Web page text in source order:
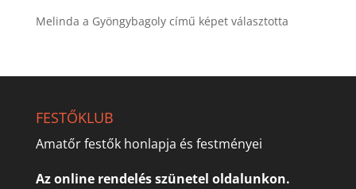
Melinda a Gyöngybagoly című képet választotta
FESTŐKLUB
Amatőr festők honlapja és festményei
Az online rendelés szünetel oldalunkon.